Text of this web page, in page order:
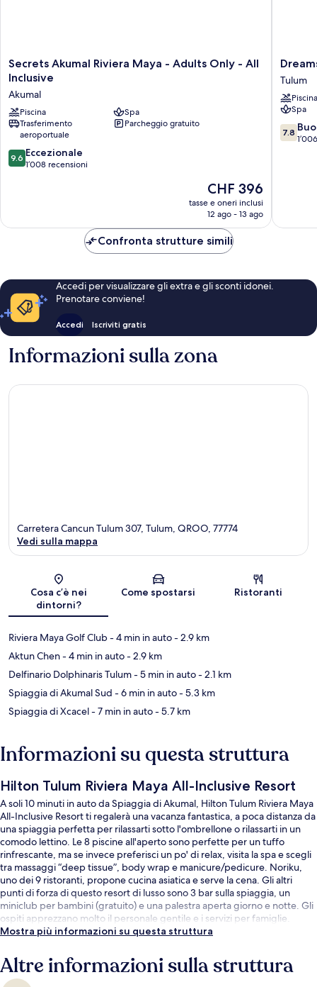
Secrets
Akumal
Maya
-
Adults
Only
-
All
Secrets Akumal Riviera Maya - Adults Only - All
Inclusive
Akumal
Piscina
Spa
Trasferimento
aeroportuale
Parcheggio gratuito
9.6
su
9.6 Eccezionale
1’008 recensioni
Il
prezzo
attuale
CHF 396
CHF 396
tasse e oneri inclusi
12 ago - 13 ago
Dreams
Tulum
Resort
&
Spa
-
All
Tulum
Piscina
Spa
7.8
su
7.8
Confronta strutture simili
Accedi per visualizzare gli extra e gli sconti idonei.
Prenotare conviene!
Accedi Iscriviti gratis
Informazioni sulla zona
Mappa
Carretera Cancun Tulum 307, Tulum, QROO, 77774
Vedi sulla mappa
Cosa c’è nei
dintorni?
Come spostarsi Ristoranti
Riviera Maya Golf Club- 4 min in auto- 2.9 km
Aktun Chen- 4 min in auto- 2.9 km
Delfinario Dolphinaris Tulum- 5 min in auto- 2.1 km
Spiaggia di Akumal Sud - 6 min in auto- 5.3 km
Spiaggia di Xcacel- 7 min in auto- 5.7 km
Informazioni su questa struttura
Hilton Tulum Riviera Maya All-Inclusive Resort
A soli 10 minuti in auto da Spiaggia di Akumal, Hilton Tulum Riviera Maya
All-Inclusive Resort ti regalerà una vacanza fantastica, a poca distanza da
una spiaggia perfetta per rilassarti sotto l'ombrellone o rilassarti in un
comodo lettino. Le 8 piscine all'aperto sono perfette per un tuffo
rinfrescante, ma se invece preferisci un po' di relax, visita la spa e scegli
tra massaggi “deep tissue”, body wrap e manicure/pedicure. Noriku,
uno dei 9 ristoranti, propone cucina asiatica e serve la cena. Gli altri
punti di forza di questo resort di lusso sono 3 bar sulla spiaggia, un
miniclub per bambini (gratuito) e una palestra aperta giorno e notte. Gli
ospiti apprezzano molto il personale gentile e i servizi per famiglie.
Mostra più informazioni su questa struttura
Altre informazioni sulla struttura